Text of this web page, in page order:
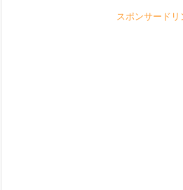
スポンサードリ